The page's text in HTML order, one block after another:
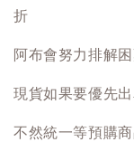
折
阿布會努力排解
現貨如果要優先
不然統一等預購